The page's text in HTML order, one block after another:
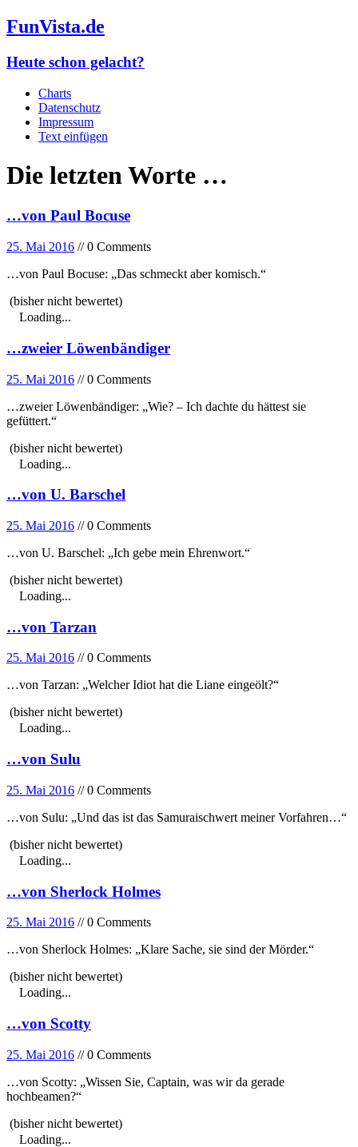
FunVista.de
Heute schon gelacht?
Charts
Datenschutz
Impressum
Text einfügen
Die letzten Worte …
…von Paul Bocuse
25. Mai 2016 // 0 Comments
…von Paul Bocuse: „Das schmeckt aber komisch.“
(bisher nicht bewertet)
Loading...
…zweier Löwenbändiger
25. Mai 2016 // 0 Comments
…zweier Löwenbändiger: „Wie? – Ich dachte du hättest sie
gefüttert.“
(bisher nicht bewertet)
Loading...
…von U. Barschel
25. Mai 2016 // 0 Comments
…von U. Barschel: „Ich gebe mein Ehrenwort.“
(bisher nicht bewertet)
Loading...
…von Tarzan
25. Mai 2016 // 0 Comments
…von Tarzan: „Welcher Idiot hat die Liane eingeölt?“
(bisher nicht bewertet)
Loading...
…von Sulu
25. Mai 2016 // 0 Comments
…von Sulu: „Und das ist das Samuraischwert meiner Vorfahren…“
(bisher nicht bewertet)
Loading...
…von Sherlock Holmes
25. Mai 2016 // 0 Comments
…von Sherlock Holmes: „Klare Sache, sie sind der Mörder.“
(bisher nicht bewertet)
Loading...
…von Scotty
25. Mai 2016 // 0 Comments
…von Scotty: „Wissen Sie, Captain, was wir da gerade
hochbeamen?“
(bisher nicht bewertet)
Loading...